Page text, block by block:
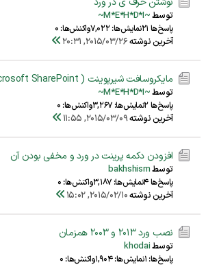
توسط~M*E*H*D*I~
پاسخ‌ها 21 نمایش‌ها: 7,022 واکنش‌ها: 0
آخرین نوشته2015/03/26, 20:31
مایکروسافت شیرپوینت ( Microsoft SharePoint )
توسط~M*E*H*D*I~
پاسخ‌ها 2 نمایش‌ها: 3,267 واکنش‌ها: 0
آخرین نوشته2015/03/09, 11:55
افزودن دکمه پرینت در ورد و مخفی بودن آن
توسطbakhshism
پاسخ‌ها 4 نمایش‌ها: 3,187 واکنش‌ها: 0
آخرین نوشته2015/02/10, 15:02
نصب ورد 2013 و 2003 همزمان
توسطkhodai
پاسخ‌ها: 1 نمایش‌ها: 1,904 واکنش‌ها: 0